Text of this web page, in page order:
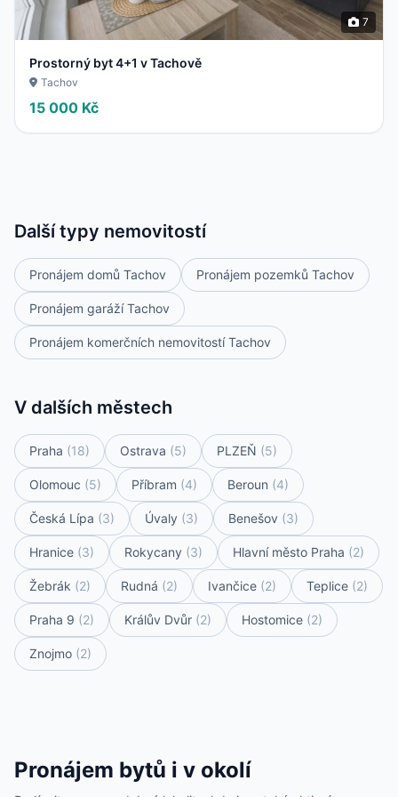
7
Prostorný byt 4+1 v Tachově
Tachov
15 000 Kč
Další typy nemovitostí
Pronájem domů Tachov Pronájem pozemků Tachov
Pronájem garáží Tachov
Pronájem komerčních nemovitostí Tachov
V dalších městech
Praha (18) Ostrava (5) PLZEŇ (5)
Olomouc (5) Příbram (4) Beroun (4)
Česká Lípa (3) Úvaly (3) Benešov (3)
Hranice (3) Rokycany (3) Hlavní město Praha (2)
Žebrák (2) Rudná (2) Ivančice (2) Teplice (2)
Praha 9 (2) Králův Dvůr (2) Hostomice (2)
Znojmo (2)
Pronájem bytů i v okolí